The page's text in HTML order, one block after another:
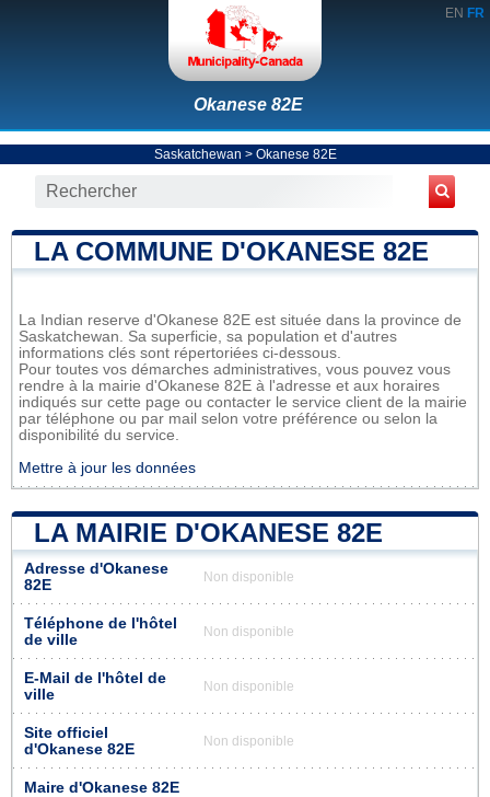
EN FR
Okanese 82E
Saskatchewan > Okanese 82E
LA COMMUNE D'OKANESE 82E
La Indian reserve d'Okanese 82E est située dans la province de
Saskatchewan. Sa superficie, sa population et d'autres
informations clés sont répertoriées ci-dessous.
Pour toutes vos démarches administratives, vous pouvez vous
rendre à la mairie d'Okanese 82E à l'adresse et aux horaires
indiqués sur cette page ou contacter le service client de la mairie
par téléphone ou par mail selon votre préférence ou selon la
disponibilité du service.
Mettre à jour les données
LA MAIRIE D'OKANESE 82E
Adresse d'Okanese
82E
Non disponible
Téléphone de l'hôtel
de ville
Non disponible
E-Mail de l'hôtel de
ville
Non disponible
Site officiel
d'Okanese 82E
Non disponible
Maire d'Okanese 82E